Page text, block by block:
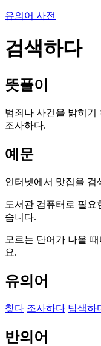
유의어 사전
검색하다
뜻풀이
범죄나 사건을 밝히기
조사하다.
예문
인터넷에서 맛집을 검
도서관 컴퓨터로 필
습니다.
모르는 단어가 나올
요.
유의어
찾다 조사하다 탐색하
반의어